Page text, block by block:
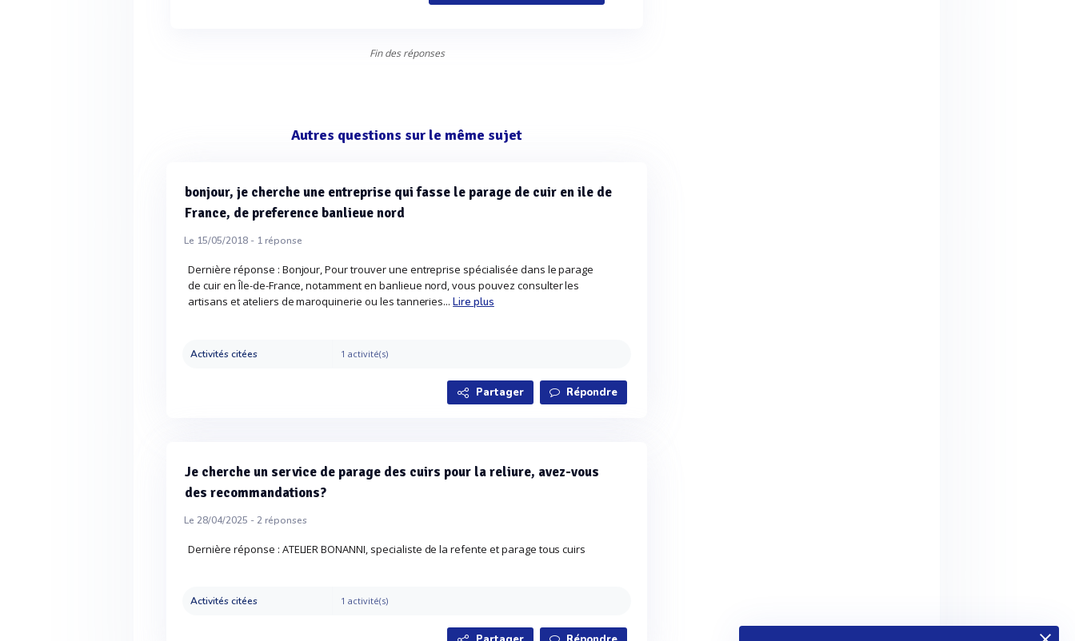
Fin des réponses
Autres questions sur le même sujet
bonjour, je cherche une entreprise qui fasse le parage de cuir en ile de
France, de preference banlieue nord
Le 15/05/2018 - 1réponse
Dernière réponse : Bonjour, Pour trouver une entreprise spécialisée dans le parage
de cuir en Île-de-France, notamment en banlieue nord, vous pouvez consulter les
artisans et ateliers de maroquinerie ou les tanneries...Lire plus
Activités citées 1 activité(s)
Partager Répondre
Je cherche un service de parage des cuirs pour la reliure, avez-vous
des recommandations?
Le 28/04/2025 -2réponses
Dernière réponse : ATELIER BONANNI, specialiste de la refente et parage tous cuirs
Activités citées 1 activité(s)